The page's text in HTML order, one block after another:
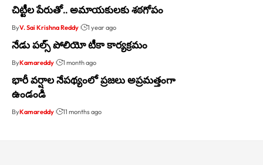
చిట్టీల పేరుతో.. అమాయకులకు శఠగోపం
ByV. Sai Krishna Reddy 1 year ago
నేడు పల్స్ పోలియో టీకా కార్యక్రమం
ByKamareddy 1 month ago
భారీ వర్షాల నేపథ్యంలో ప్రజలు అప్రమత్తంగా
ఉండండి
ByKamareddy 11 months ago